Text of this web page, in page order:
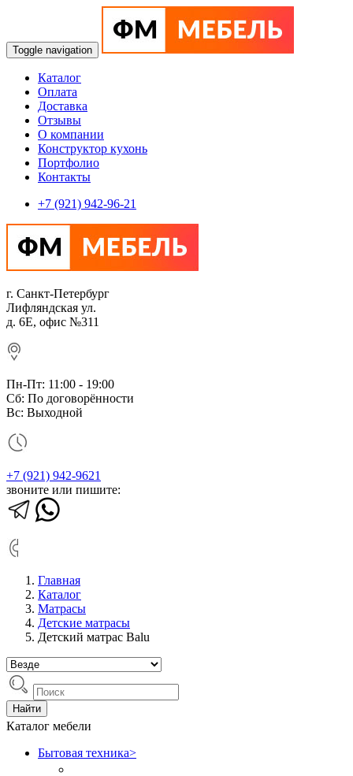
Toggle navigation
Каталог
Оплата
Доставка
Отзывы
О компании
Конструктор кухонь
Портфолио
Контакты
+7 (921) 942-96-21
г. Санкт-Петербург
Лифляндская ул.
д. 6Е, офис №311
Пн-Пт: 11:00 - 19:00
Сб: По договорённости
Вс: Выходной
+7 (921) 942-9621
звоните или пишите:
Главная
Каталог
Матрасы
Детские матрасы
Детский матрас Balu
Найти
Каталог мебели
Бытовая техника>